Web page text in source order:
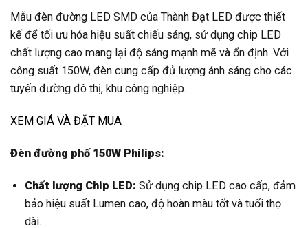
Mẫu đèn đường LED SMD của Thành Đạt LED được thiết
kế để tối ưu hóa hiệu suất chiếu sáng, sử dụng chip LED
chất lượng cao mang lại độ sáng mạnh mẽ và ổn định. Với
công suất 150W, đèn cung cấp đủ lượng ánh sáng cho các
tuyến đường đô thị, khu công nghiệp.
XEM GIÁ VÀ ĐẶT MUA
Đèn đường phố 150W Philips:
Chất lượng Chip LED: Sử dụng chip LED cao cấp, đảm
bảo hiệu suất Lumen cao, độ hoàn màu tốt và tuổi thọ
dài.